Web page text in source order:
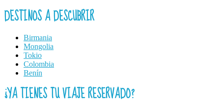
DESTINOS A DESCUBRIR
Birmania
Mongolia
Tokio
Colombia
Benín
¿YA TIENES TU VIAJE RESERVADO?